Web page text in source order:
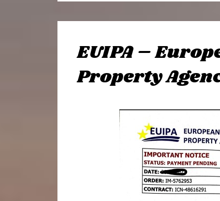
EUIPA –
Property